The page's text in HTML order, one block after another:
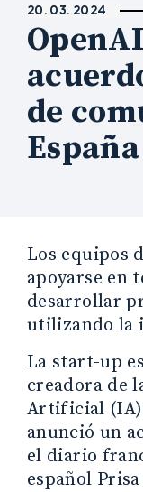
20. 03. 2024
de
Los equipos
apoyarse en
desarrollar
utilizando la
La start-up
creadora de
Artificial (IA)
anunció un
el diario
español